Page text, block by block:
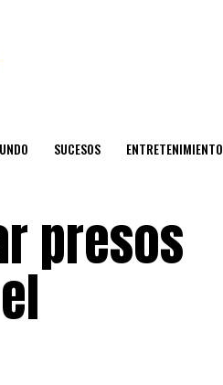
SUCESOS ENTRETENIMIENTO
presos